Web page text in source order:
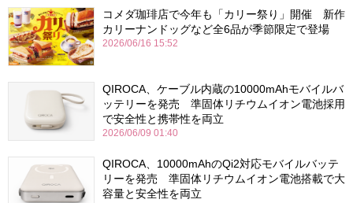
コメダ珈琲店で今年も「カリー祭り」開催 新作
カリーナンドッグなど全6品が季節限定で登場
2026/06/16 15:52
QIROCA、ケーブル内蔵の10000mAhモバイルバ
ッテリーを発売 準固体リチウムイオン電池採用
で安全性と携帯性を両立
2026/06/09 01:40
QIROCA、10000mAhのQi2対応モバイルバッテ
リーを発売 準固体リチウムイオン電池搭載で大
容量と安全性を両立